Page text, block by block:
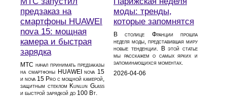
предзаказ на
смартфоны HUAWEI
nova 15: мощная
камера и быстрая
зарядка
МТС начал принимать предзаказы
на смартфоны HUAWEI nova 15
и nova 15 Pro с мощной камерой,
защитным стеклом Kunlun Glass
и быстрой зарядкой до 100 Вт.
моды: тренды,
которые запомнятся
В столице Франции прошла
неделя моды, представившая миру
новые тенденции. В этой статье
мы расскажем о самых ярких и
запоминающихся моментах.
2026-04-06